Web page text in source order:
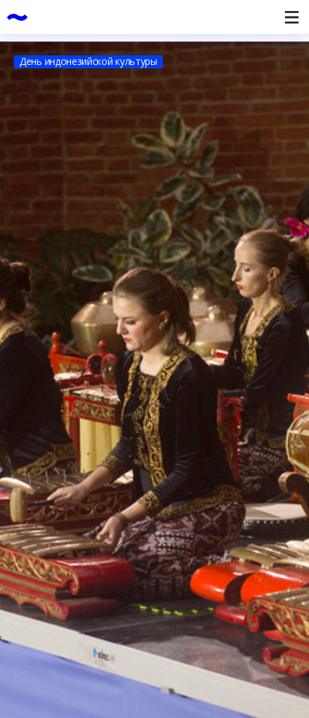
День индонезийской культуры